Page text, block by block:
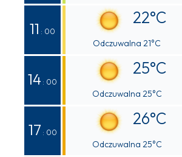
11 : 00
22°C
Odczuwalna 21°C
14 : 00
25°C
Odczuwalna 25°C
17 : 00
26°C
Odczuwalna 25°C